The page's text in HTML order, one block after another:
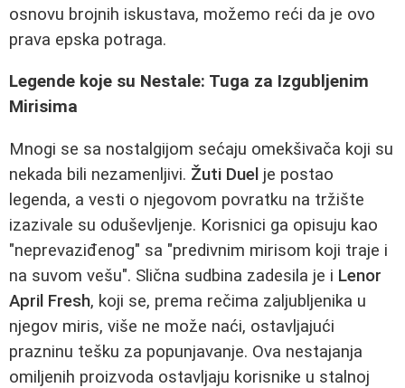
osnovu brojnih iskustava, možemo reći da je ovo
prava epska potraga.
Legende koje su Nestale: Tuga za Izgubljenim
Mirisima
Mnogi se sa nostalgijom sećaju omekšivača koji su
nekada bili nezamenljivi. Žuti Duel je postao
legenda, a vesti o njegovom povratku na tržište
izazivale su oduševljenje. Korisnici ga opisuju kao
"neprevaziđenog" sa "predivnim mirisom koji traje i
na suvom vešu". Slična sudbina zadesila je i Lenor
April Fresh, koji se, prema rečima zaljubljenika u
njegov miris, više ne može naći, ostavljajući
prazninu tešku za popunjavanje. Ova nestajanja
omiljenih proizvoda ostavljaju korisnike u stalnoj